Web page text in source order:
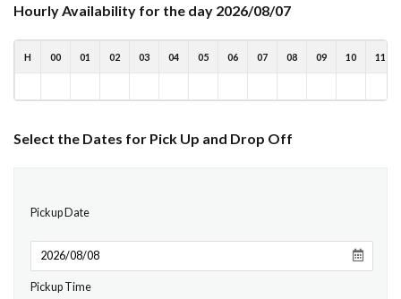
Hourly Availability for the day 2026/08/07
H 00 01 02 03 04 05 06 07 08 09 10 11
Select the Dates for Pick Up and Drop Off
Pickup Date
Pickup Time